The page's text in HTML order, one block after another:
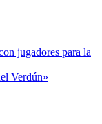
jugadores para la
Verdún»